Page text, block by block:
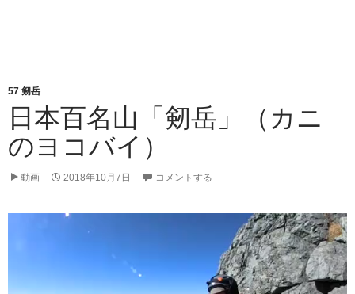
57 剱岳
日本百名山「剱岳」（カニ
のヨコバイ）
動画 2018年10月7日 コメントする